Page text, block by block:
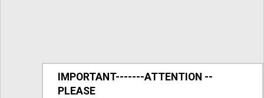
IMPORTANT-------ATTENTION --
PLEASE